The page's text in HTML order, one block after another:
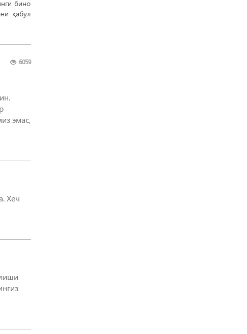
бино
қабул
6059
эмас,
Хеч